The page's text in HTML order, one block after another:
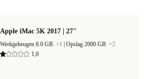
Apple iMac 5K 2017 | 27"
Werkgeheugen 8.0 GB +1 Opslag 2000 GB +2
1,0